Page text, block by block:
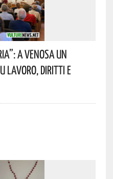
A Venosa Un
Lavoro, Diritti E